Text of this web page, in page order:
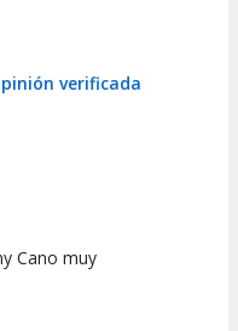
verificada
10
Cano muy